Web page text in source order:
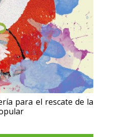
para el rescate de la